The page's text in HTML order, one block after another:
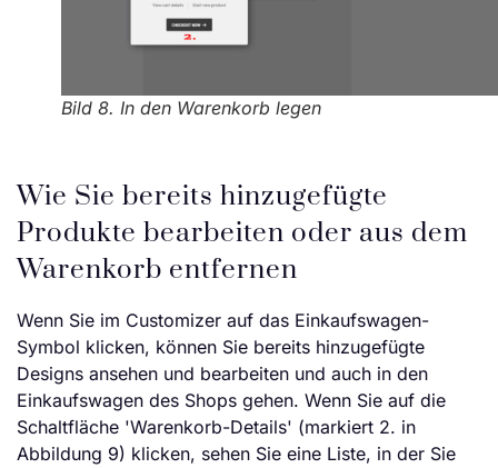
Bild 8. In den Warenkorb legen
Wie Sie bereits hinzugefügte
Produkte bearbeiten oder aus dem
Warenkorb entfernen
Wenn Sie im Customizer auf das Einkaufswagen-
Symbol klicken, können Sie bereits hinzugefügte
Designs ansehen und bearbeiten und auch in den
Einkaufswagen des Shops gehen. Wenn Sie auf die
Schaltfläche 'Warenkorb-Details' (markiert 2. in
Abbildung 9) klicken, sehen Sie eine Liste, in der Sie